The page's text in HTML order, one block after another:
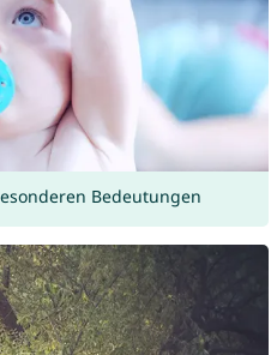
Bedeutungen